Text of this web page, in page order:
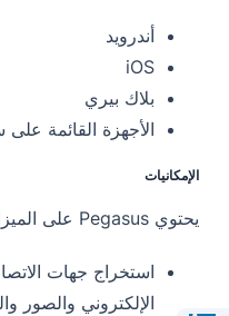
أندرويد
iOS
بلاك بيري
الأجهزة القائمة على
الإمكانيات
يحتوي Pegasus على الميزات التالية:
استخراج جهات
الإلكتروني والصور